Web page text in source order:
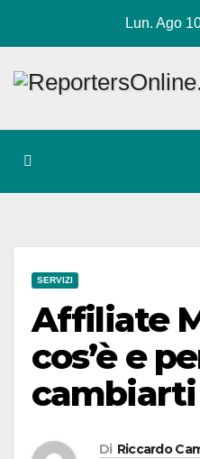
Lun. Ago
SERVIZI
Affiliate
cos’è e
Di Riccardo